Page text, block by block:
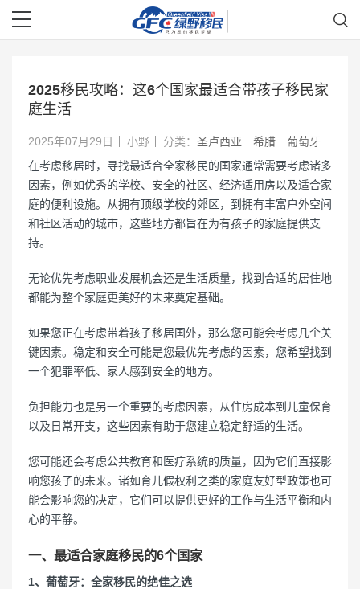
2025移民攻略：这6个国家最适合带孩子移民家
庭生活
2025年07月29日 小野 分类： 圣卢西亚 希腊
葡萄牙
在考虑移居时，寻找最适合全家移民的国家通常需要考虑诸多
因素，例如优秀的学校、安全的社区、经济适用房以及适合家
庭的便利设施。从拥有顶级学校的郊区，到拥有丰富户外空间
和社区活动的城市，这些地方都旨在为有孩子的家庭提供支
持。
无论优先考虑职业发展机会还是生活质量，找到合适的居住地
都能为整个家庭更美好的未来奠定基础。
如果您正在考虑带着孩子移居国外，那么您可能会考虑几个关
键因素。稳定和安全可能是您最优先考虑的因素，您希望找到
一个犯罪率低、家人感到安全的地方。
负担能力也是另一个重要的考虑因素，从住房成本到儿童保育
以及日常开支，这些因素有助于您建立稳定舒适的生活。
您可能还会考虑公共教育和医疗系统的质量，因为它们直接影
响您孩子的未来。诸如育儿假权利之类的家庭友好型政策也可
能会影响您的决定，它们可以提供更好的工作与生活平衡和内
心的平静。
一、最适合家庭移民的6个国家
1、葡萄牙：全家移民的绝佳之选